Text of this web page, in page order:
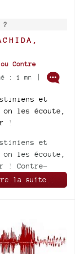
Contre
: 1 mn |
et
les écoute,
!
et
les écoute,
! Contre-
la suite..